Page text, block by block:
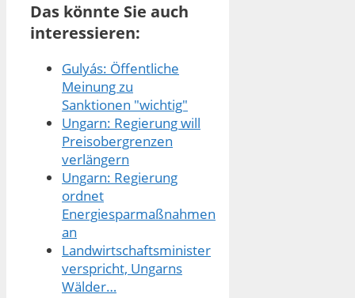
Das könnte Sie auch
interessieren:
Gulyás: Öffentliche
Meinung zu
Sanktionen "wichtig"
Ungarn: Regierung will
Preisobergrenzen
verlängern
Ungarn: Regierung
ordnet
Energiesparmaßnahmen
an
Landwirtschaftsminister
verspricht, Ungarns
Wälder…